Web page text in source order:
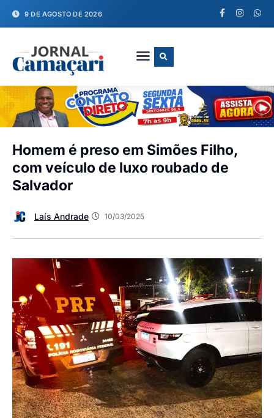
9 DE AGOSTO DE 2026
Homem é preso em Simões Filho,
com veículo de luxo roubado de
Salvador
Laís Andrade 10/03/2025